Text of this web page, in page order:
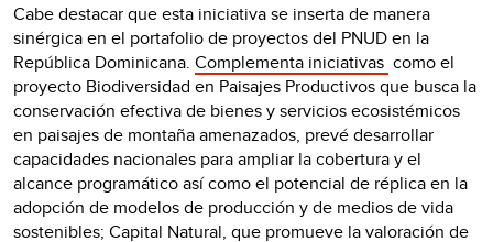
Cabe destacar que esta iniciativa se inserta de manera
sinérgica en el portafolio de proyectos del PNUD en la
República Dominicana. Complementa iniciativas como el
proyecto Biodiversidad en Paisajes Productivos que busca la
conservación efectiva de bienes y servicios ecosistémicos
en paisajes de montaña amenazados, prevé desarrollar
capacidades nacionales para ampliar la cobertura y el
alcance programático así como el potencial de réplica en la
adopción de modelos de producción y de medios de vida
sostenibles; Capital Natural, que promueve la valoración de